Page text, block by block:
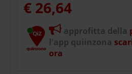
€ 26,64
approfitta della
l'app quiinzona
ora